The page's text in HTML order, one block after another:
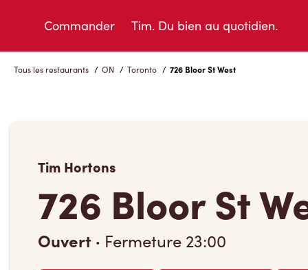
Commander Tim. Du bien au quotidien.
Tous les restaurants / ON / Toronto / 726 Bloor St West
Tim Hortons
726 Bloor St
Ouvert · Fermeture 23:00